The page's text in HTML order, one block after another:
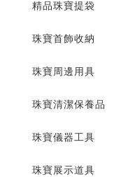
精品珠寶提袋
珠寶首飾收納
珠寶周邊用具
珠寶清潔保養品
珠寶儀器工具
珠寶展示道具